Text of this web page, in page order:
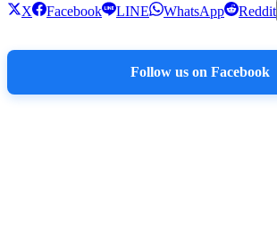
X
Facebook LINE WhatsApp Reddit
Follow us on Facebook